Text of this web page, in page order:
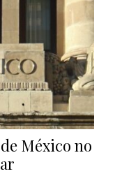
México no